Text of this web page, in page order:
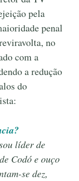
pela
penal
no
com a
a redução
do
líder de
Codó e ouço
se dez,